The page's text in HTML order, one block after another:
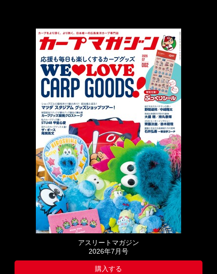
アスリートマガジン
2026年7月号
購入する